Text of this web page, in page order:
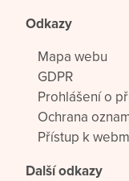
Odkazy
Mapa webu
GDPR
Prohlášení o
Ochrana
Přístup k
Další odkazy